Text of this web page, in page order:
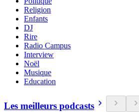
Religion
Enfants
DJ
Rire
Radio Campus
Interview
Noël
Musique
Education
Les meilleurs podcasts